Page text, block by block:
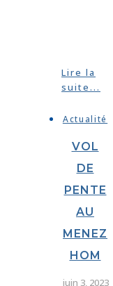
Lire la
suite...
Actualité
VOL
DE
PENTE
AU
MENEZ
HOM
juin 3, 2023